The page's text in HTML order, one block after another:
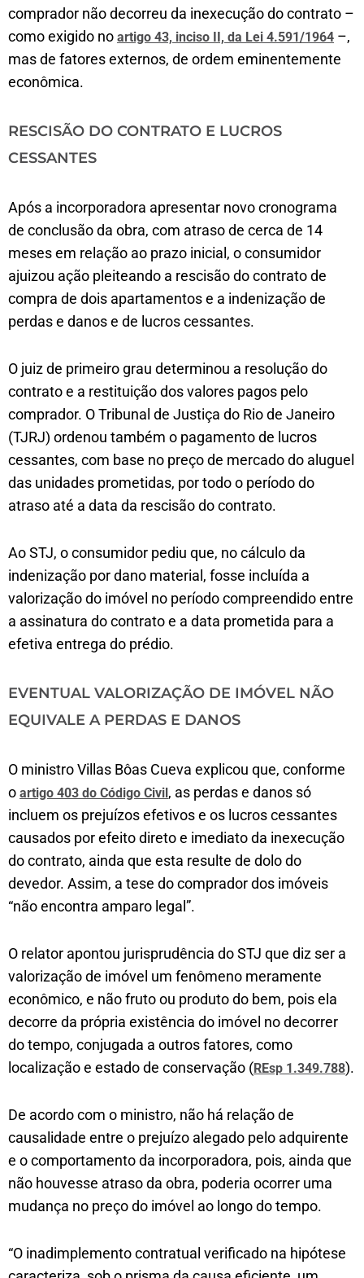
comprador não decorreu da inexecução do contrato –
como exigido no artigo 43, inciso II, da Lei 4.591/1964 –,
mas de fatores externos, de ordem eminentemente
econômica.
RESCISÃO DO CONTRATO E LUCROS
CESSANTES
Após a incorporadora apresentar novo cronograma
de conclusão da obra, com atraso de cerca de 14
meses em relação ao prazo inicial, o consumidor
ajuizou ação pleiteando a rescisão do contrato de
compra de dois apartamentos e a indenização de
perdas e danos e de lucros cessantes.
O juiz de primeiro grau determinou a resolução do
contrato e a restituição dos valores pagos pelo
comprador. O Tribunal de Justiça do Rio de Janeiro
(TJRJ) ordenou também o pagamento de lucros
cessantes, com base no preço de mercado do aluguel
das unidades prometidas, por todo o período do
atraso até a data da rescisão do contrato.
Ao STJ, o consumidor pediu que, no cálculo da
indenização por dano material, fosse incluída a
valorização do imóvel no período compreendido entre
a assinatura do contrato e a data prometida para a
efetiva entrega do prédio.
EVENTUAL VALORIZAÇÃO DE IMÓVEL NÃO
EQUIVALE A PERDAS E DANOS
O ministro Villas Bôas Cueva explicou que, conforme
o artigo 403 do Código Civil, as perdas e danos só
incluem os prejuízos efetivos e os lucros cessantes
causados por efeito direto e imediato da inexecução
do contrato, ainda que esta resulte de dolo do
devedor. Assim, a tese do comprador dos imóveis
“não encontra amparo legal”.
O relator apontou jurisprudência do STJ que diz ser a
valorização de imóvel um fenômeno meramente
econômico, e não fruto ou produto do bem, pois ela
decorre da própria existência do imóvel no decorrer
do tempo, conjugada a outros fatores, como
localização e estado de conservação (REsp 1.349.788).
De acordo com o ministro, não há relação de
causalidade entre o prejuízo alegado pelo adquirente
e o comportamento da incorporadora, pois, ainda que
não houvesse atraso da obra, poderia ocorrer uma
mudança no preço do imóvel ao longo do tempo.
“O inadimplemento contratual verificado na hipótese